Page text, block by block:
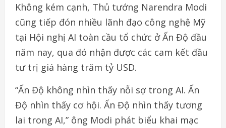
Không kém cạnh, Thủ tướng Narendra Modi
cũng tiếp đón nhiều lãnh đạo công nghệ Mỹ
tại Hội nghị AI toàn cầu tổ chức ở Ấn Độ đầu
năm nay, qua đó nhận được các cam kết đầu
tư trị giá hàng trăm tỷ USD.
“Ấn Độ không nhìn thấy nỗi sợ trong AI. Ấn
Độ nhìn thấy cơ hội. Ấn Độ nhìn thấy tương
lai trong AI,” ông Modi phát biểu khai mạc